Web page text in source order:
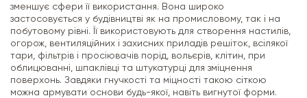
зменшує сфери її використання. Вона широко
застосовується у будівництві як на промисловому, так і на
побутовому рівні. Її використовують для створення настилів,
огорож, вентиляційних і захисних приладів решіток, всілякої
тари, фільтрів і просіювачів порід, вольєрів, клітин, при
облицюванні, шпаклівці та штукатурці для зміцнення
поверхонь. Завдяки гнучкості та міцності такою сіткою
можна армувати основи будь-якої, навіть вигнутої форми.